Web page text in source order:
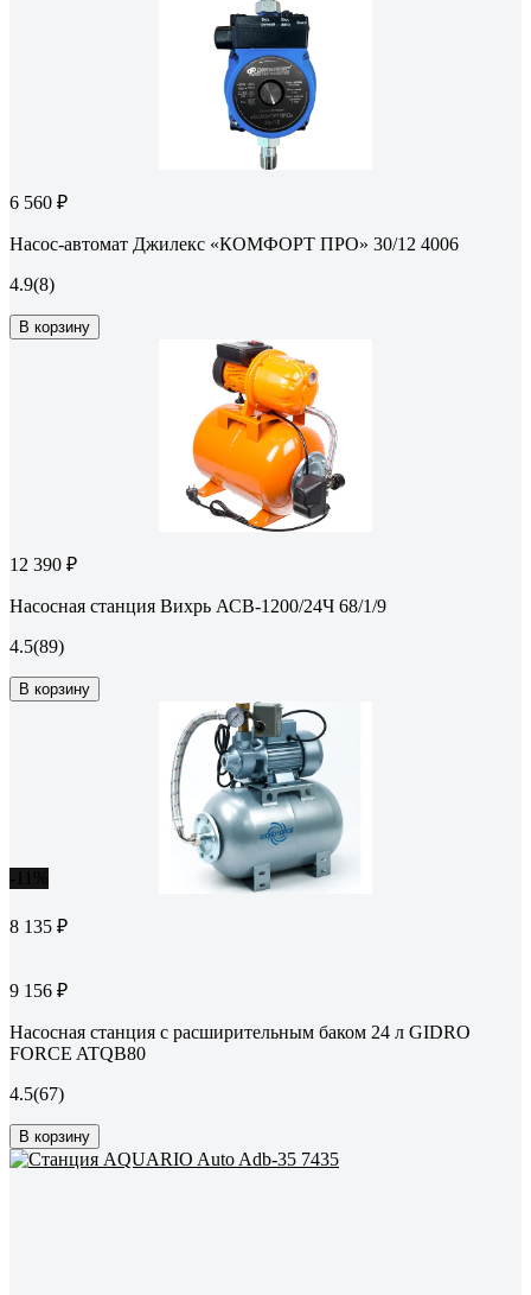
6 560 ₽
Насос-автомат Джилекс «КОМФОРТ ПРО» 30/12 4006
4.9(8)
В корзину
12 390 ₽
Насосная станция Вихрь АСВ-1200/24Ч 68/1/9
4.5(89)
В корзину
8 135 ₽
9 156 ₽
Насосная станция с расширительным баком 24 л GIDRO
FORCE ATQB80
4.5(67)
В корзину